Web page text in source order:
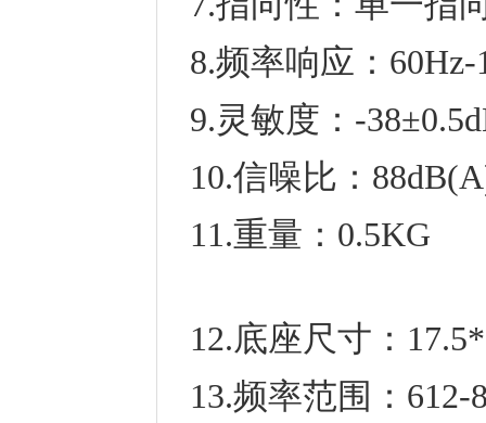
8.频率响应：60Hz-
9.灵敏度：-
10.信噪比：
11.
12.底座尺寸：
13.频率范围：